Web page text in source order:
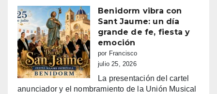
Benidorm vibra con
Sant Jaume: un día
grande de fe, fiesta y
emoción
por Francisco
julio 25, 2026
La presentación del cartel
anunciador y el nombramiento de la Unión Musical